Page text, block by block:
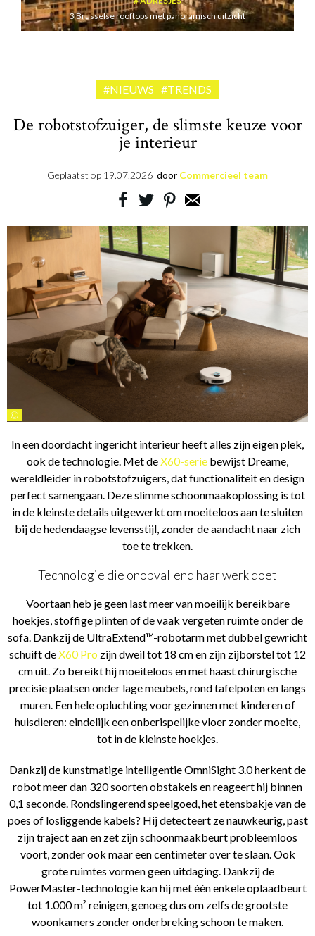
3 Brusselse rooftops met panoramisch uitzicht
#NIEUWS #TRENDS
De robotstofzuiger, de slimste keuze voor
je interieur
Geplaatst op 19.07.2026 door Commercieel team
©
In een doordacht ingericht interieur heeft alles zijn eigen plek,
ook de technologie. Met deX60-serie bewijst Dreame,
wereldleider in robotstofzuigers, dat functionaliteit en design
perfect samengaan. Deze slimme schoonmaakoplossing is tot
in de kleinste details uitgewerkt om moeiteloos aan te sluiten
bij de hedendaagse levensstijl, zonder de aandacht naar zich
toe te trekken.
Technologie die onopvallend haar werk doet
Voortaan heb je geen last meer van moeilijk bereikbare
hoekjes, stoffige plinten of de vaak vergeten ruimte onder de
sofa. Dankzij de UltraExtend™-robotarm met dubbel gewricht
schuift deX60 Pro zijn dweil tot 18 cm en zijn zijborstel tot 12
cm uit. Zo bereikt hij moeiteloos en met haast chirurgische
precisie plaatsen onder lage meubels, rond tafelpoten en langs
muren. Een hele opluchting voor gezinnen met kinderen of
huisdieren: eindelijk een onberispelijke vloer zonder moeite,
tot in de kleinste hoekjes.
Dankzij de kunstmatige intelligentie OmniSight 3.0 herkent de
robot meer dan 320 soorten obstakels en reageert hij binnen
0,1 seconde. Rondslingerend speelgoed, het etensbakje van de
poes of losliggende kabels? Hij detecteert ze nauwkeurig, past
zijn traject aan en zet zijn schoonmaakbeurt probleemloos
voort, zonder ook maar een centimeter over te slaan. Ook
grote ruimtes vormen geen uitdaging. Dankzij de
PowerMaster-technologie kan hij met één enkele oplaadbeurt
tot 1.000 m² reinigen, genoeg dus om zelfs de grootste
woonkamers zonder onderbreking schoon te maken.